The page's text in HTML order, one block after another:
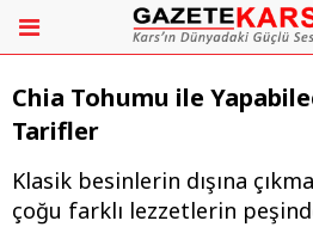
Chia Tohumu ile
Tarifler
Klasik besinlerin dışına
çoğu farklı lezzetlerin